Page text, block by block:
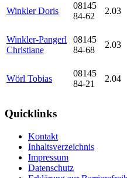
Winkler Doris
08145
84-62
2.03
Winkler-Pangerl
Christiane
08145
84-68
2.03
Wörl Tobias
08145
84-21
2.04
Quicklinks
Kontakt
Inhaltsverzeichnis
Impressum
Datenschutz